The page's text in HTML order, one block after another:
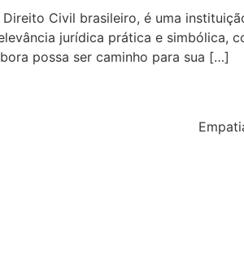
Civil brasileiro, é uma
jurídica prática e simbólica,
possa ser caminho para sua […]